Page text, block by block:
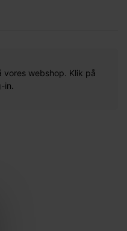
webshop. Klik på
in.